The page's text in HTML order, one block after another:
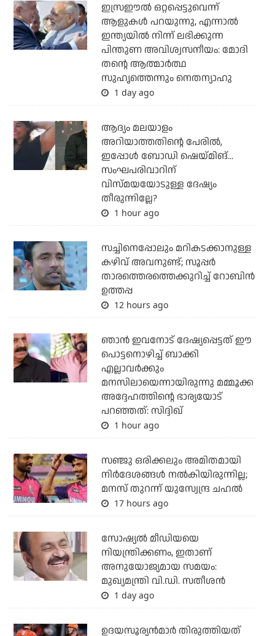
ഇസ്രഈല്‍ ഒറ്റപ്പെട്ടുവെന്ന്
ആളുകള്‍ പറയുന്നു, എന്നാല്‍
ഇന്ത്യയില്‍ നിന്ന് ലഭിക്കുന്ന
പിന്തുണ അവിശ്വസനീയം: മോദി
തന്റെ ആത്മാര്‍ത്ഥ
സുഹൃത്തെന്നും നെതന്യാഹു
1 day ago
ആദ്യം മലയാളം
അറിയാത്തതിന്റെ പേരില്‍,
ഇപ്പോള്‍ ബോഡി ഷെയ്മിങ്...
സംഘപരിവാറിന്
വിസ്മയയോടുള്ള ദേഷ്യം
തീരുന്നില്ലേ?
1 hour ago
സച്ചിനെപ്പോലും മറികടക്കാനുള്ള
കഴിവ് അവനുണ്ട്; സൂപ്പര്‍
താരത്തെരത്തെക്കുറിച്ച് റോബിന്‍
ഉത്തപ്പ
12 hours ago
ഞാന്‍ ഇവനോട് ദേഷ്യപ്പെട്ടത് ഈ
പൊട്ടനൊഴിച്ച് ബാക്കി
എല്ലാവര്‍ക്കും
മനസിലായെന്നായിരുന്നു മമ്മൂക്ക
അദ്ദേഹത്തിന്റെ ഭാര്യയോട്
പറഞ്ഞത്: സിദ്ദിഖ്
1 hour ago
സഞ്ജു ഒരിക്കലും അമിതമായി
നിര്‍ദേശങ്ങള്‍ നല്‍കിയിരുന്നില്ല;
മനസ് തുറന്ന് യുസ്വേന്ദ്ര ചഹല്‍
17 hours ago
സോഷ്യല്‍ മീഡിയയെ
നിയന്ത്രിക്കണം, ഇതാണ്
അനുയോജ്യമായ സമയം:
മുഖ്യമന്ത്രി വി.ഡി. സതീശന്‍
1 day ago
ഉദയസൂര്യന്‍മാര്‍ തിരുത്തിയത്